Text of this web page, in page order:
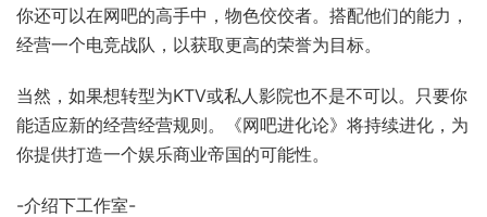
你还可以在网吧的高手中，物色佼佼者。搭配他们的能力，
经营一个电竞战队，以获取更高的荣誉为目标。
当然，如果想转型为KTV或私人影院也不是不可以。只要你
能适应新的经营经营规则。《网吧进化论》将持续进化，为
你提供打造一个娱乐商业帝国的可能性。
-介绍下工作室-